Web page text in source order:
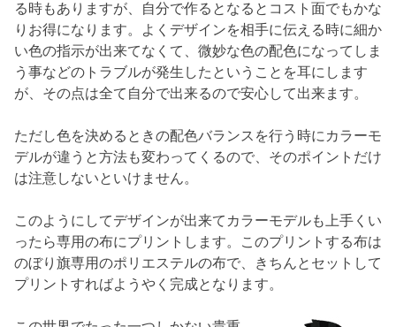
る時もありますが、自分で作るとなるとコスト面でもかな
りお得になります。よくデザインを相手に伝える時に細か
い色の指示が出来てなくて、微妙な色の配色になってしま
う事などのトラブルが発生したということを耳にします
が、その点は全て自分で出来るので安心して出来ます。
ただし色を決めるときの配色バランスを行う時にカラーモ
デルが違うと方法も変わってくるので、そのポイントだけ
は注意しないといけません。
このようにしてデザインが出来てカラーモデルも上手くい
ったら専用の布にプリントします。このプリントする布は
のぼり旗専用のポリエステルの布で、きちんとセットして
プリントすればようやく完成となります。